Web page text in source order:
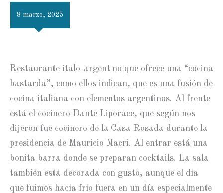
8 marzo, 2025
Restaurante italo-argentino que ofrece una “cocina
bastarda”, como ellos indican, que es una fusión de
cocina italiana con elementos argentinos. Al frente
está el cocinero Dante Liporace, que según nos
dijeron fue cocinero de la Casa Rosada durante la
presidencia de Mauricio Macri. Al entrar está una
bonita barra donde se preparan cocktails. La sala
también está decorada con gusto, aunque el día
que fuimos hacía frío fuera en un día especialmente